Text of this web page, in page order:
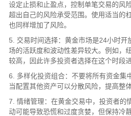
设定止损和止盈点，控制单笔交易的风
超出自己的风险承受范围。使用适当的
也同样增加了风险。
5. 交易时间选择：黄金市场是24小时开
场的活跃度和波动性差异较大。例如，
较高，因此许多投资者选择在这个时段
6. 多样化投资组合：不要将所有资金集
当配置其他资产可以分散风险，提高整
7. 情绪管理：在黄金交易中，投资者的
动可能导致恐慌和过度贪婪，但保持冷